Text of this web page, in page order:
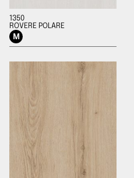
1350
ROVERE POLARE